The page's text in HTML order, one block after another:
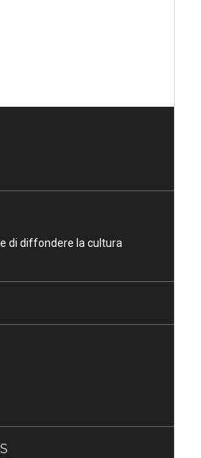
di diffondere la cultura